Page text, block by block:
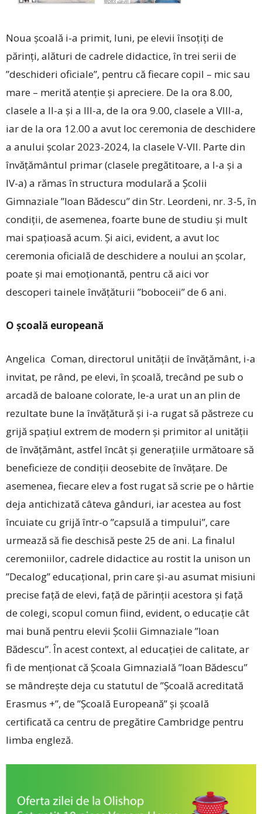
Noua școală i-a primit, luni, pe elevii însoțiți de
părinți, alături de cadrele didactice, în trei serii de
”deschideri oficiale”, pentru că fiecare copil – mic sau
mare – merită atenție și apreciere. De la ora 8.00,
clasele a II-a și a III-a, de la ora 9.00, clasele a VIII-a,
iar de la ora 12.00 a avut loc ceremonia de deschidere
a anului școlar 2023-2024, la clasele V-VII. Parte din
învățământul primar (clasele pregătitoare, a I-a și a
IV-a) a rămas în structura modulară a Școlii
Gimnaziale ”Ioan Bădescu” din Str. Leordeni, nr. 3-5, în
condiții, de asemenea, foarte bune de studiu și mult
mai spațioasă acum. Și aici, evident, a avut loc
ceremonia oficială de deschidere a noului an școlar,
poate și mai emoționantă, pentru că aici vor
descoperi tainele învățăturii ”boboceii” de 6 ani.
O școală europeană
Angelica Coman, di­rec­torul unității de învățământ, i-a
invitat, pe rând, pe elevi, în școală, trecând pe sub o
arcadă de baloane colorate, le-a urat un an plin de
rezultate bune la învățătură și i-a rugat să păstreze cu
grijă spațiul extrem de modern și primitor al unității
de învățământ, astfel încât și generațiile următoare să
beneficieze de condiții deosebite de învățare. De
asemenea, fiecare elev a fost rugat să scrie pe o hârtie
deja antichizată câteva gânduri, iar acestea au fost
încuiate cu grijă într-o ”capsulă a timpului”, care
urmează să fie deschisă peste 25 de ani. La finalul
ceremoniilor, cadrele didactice au rostit la unison un
”Decalog” educațional, prin care și-au asumat misiuni
precise față de elevi, față de părinții acestora și față
de colegi, scopul comun fiind, evident, o educație cât
mai bună pentru elevii Școlii Gimnaziale ”Ioan
Bădescu”. În acest context, al educației de calitate, ar
fi de menționat că Școala Gimnazială ”Ioan Bădescu”
se mândrește deja cu statutul de ”Școală acreditată
Erasmus +”, de ”Școală Europeană” și școală
certificată ca centru de pregătire Cambridge pentru
limba engleză.